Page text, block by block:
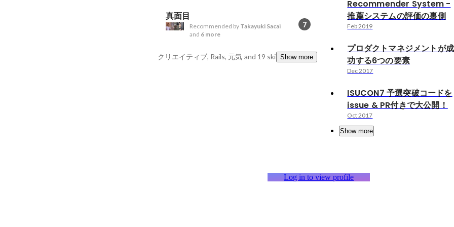
真面目
7
Recommended by Takayuki Sacai
and 6 more
クリエイティブ, Rails, 元気 and 19 skillsShow more
Recommender System -
推薦システムの評価の裏側
Feb 2019
プロダクトマネジメントが成
功する6つの要素
Dec 2017
ISUCON7 予選突破コードを
issue & PR付きで大公開！
Oct 2017
Show more
Log in to view profile